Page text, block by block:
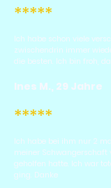
*****
Ich habe schon viele
zwischendrin immer
die besten. Ich bin froh,
Ines M., 29 Jahre
*****
Ich habe bei ihm nur 2
meiner Schwangerschaft
geholfen hatte. Ich war
ging. Danke